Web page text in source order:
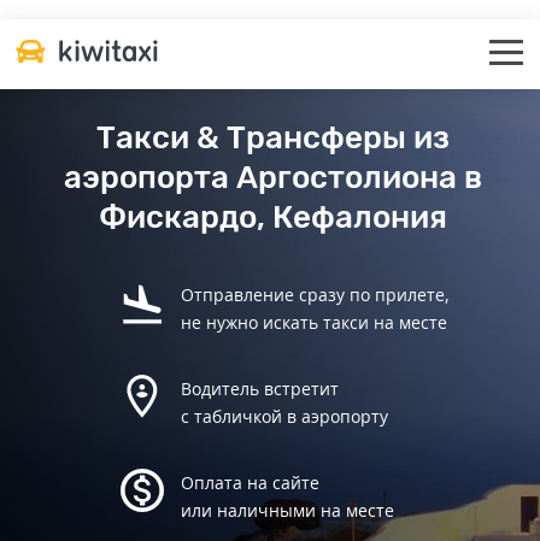
Такси & Трансферы из
аэропорта Аргостолиона в
Фискардо, Кефалония
Отправление сразу по прилете,
не нужно искать такси на месте
Водитель встретит
с табличкой в аэропорту
Оплата на сайте
или наличными на месте